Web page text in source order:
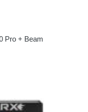
Pro + Beam